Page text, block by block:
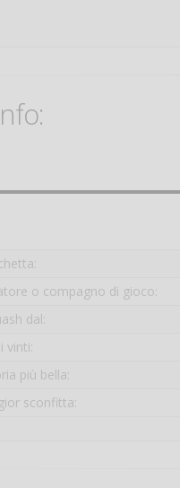
o compagno di gioco:
dal:
vinti:
più bella:
sconfitta: